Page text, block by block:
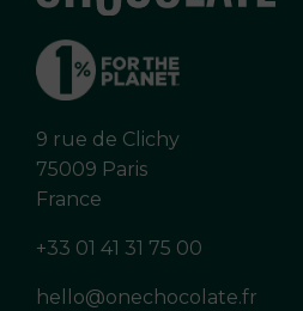
9 rue de Clichy
75009 Paris
France
+33 01 41 31 75 00
hello@onechocolate.fr